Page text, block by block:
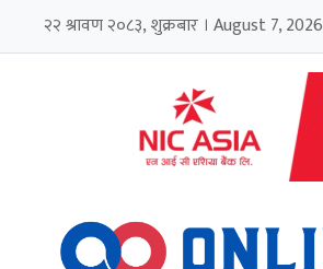
२२ श्रावण २०८३, शुक्रबार । August 7, 2026